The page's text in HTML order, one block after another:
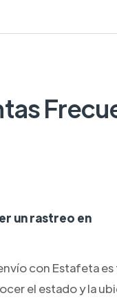
un rastreo en
con Estafeta
el estado y la